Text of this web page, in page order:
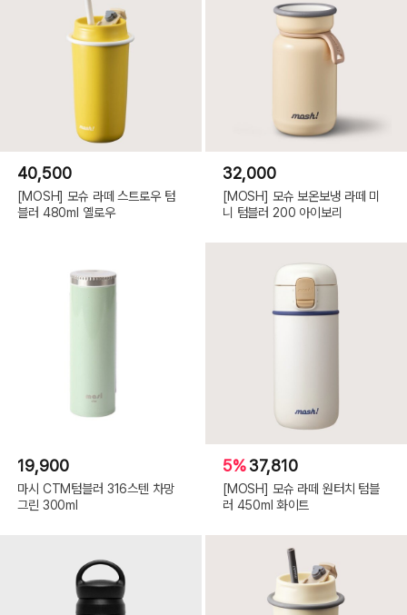
40,500
[MOSH] 모슈 라떼 스트로우 텀
블러 480ml 옐로우
32,000
[MOSH] 모슈 보온보냉 라떼 미
니 텀블러 200 아이보리
19,900
마시 CTM텀블러 316스텐 차망
그린 300ml
5%37,810
[MOSH] 모슈 라떼 원터치 텀블
러 450ml 화이트